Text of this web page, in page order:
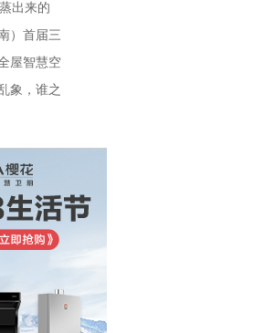
出来的
）首届三
屋智慧空
象，谁之